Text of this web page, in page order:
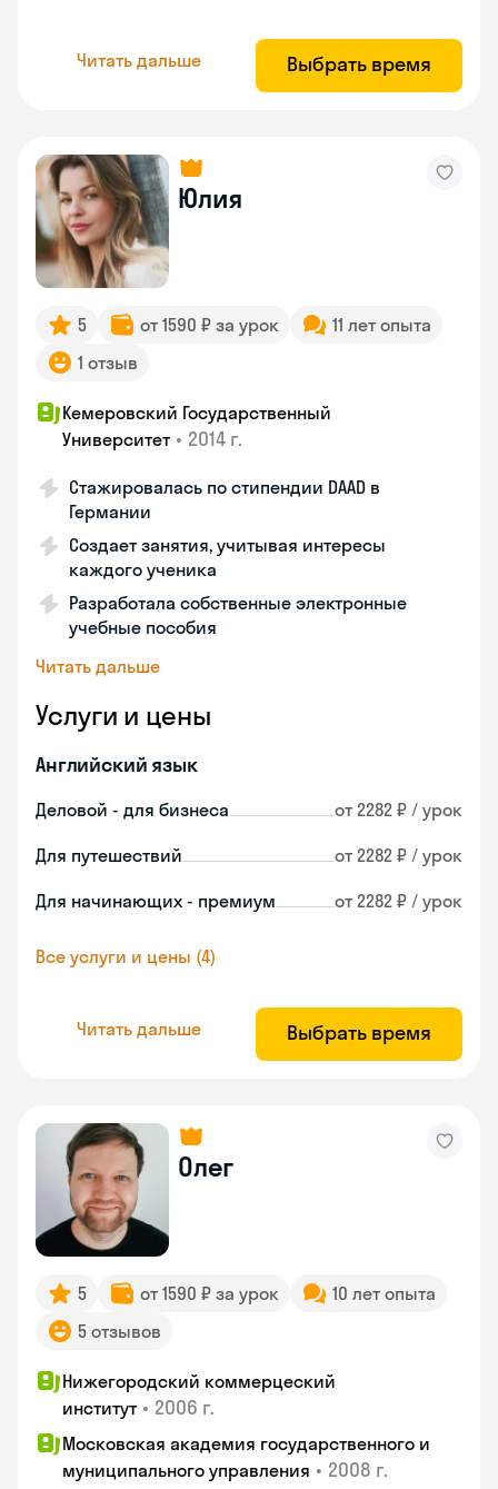
Читать дальше Выбрать время
Юлия
5 от 1590 ₽ за урок
11 лет опыта
1 отзыв
Кемеровский Государственный
Университет • 2014 г.
Стажировалась по стипендии DAAD в
Германии
Создает занятия, учитывая интересы
каждого ученика
Разработала собственные электронные
учебные пособия
Читать дальше
Услуги и цены
Английский язык
Деловой - для бизнеса от 2282 ₽ / урок
Для путешествий от 2282 ₽ / урок
Для начинающих - премиум от 2282 ₽ / урок
Все услуги и цены (4)
Читать дальше Выбрать время
Олег
5 от 1590 ₽ за урок
10 лет опыта
5 отзывов
Нижегородский коммерцеский
институт • 2006 г.
Московская академия государственного и
муниципального управления • 2008 г.